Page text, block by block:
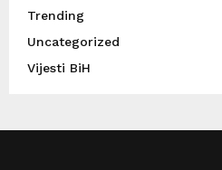
Trending
Uncategorized
Vijesti BiH